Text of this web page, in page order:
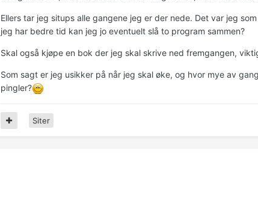
Ellers tar jeg situps alle gangene jeg er der nede. Det var jeg
jeg har bedre tid kan jeg jo eventuelt slå to program sammen?
Skal også kjøpe en bok der jeg skal skrive ned fremgangen,
Som sagt er jeg usikker på når jeg skal øke, og hvor mye av
pingler?
Siter